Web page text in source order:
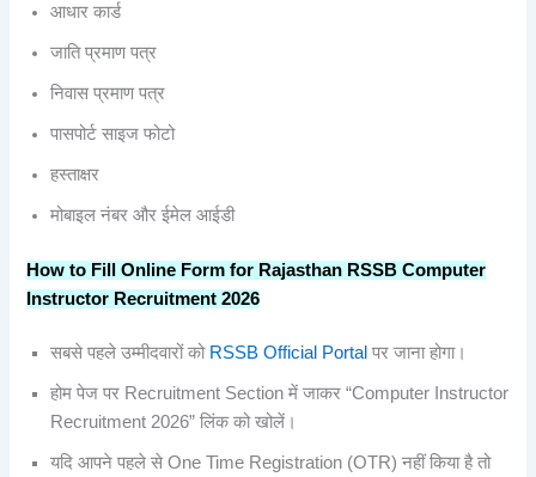
आधार कार्ड
जाति प्रमाण पत्र
निवास प्रमाण पत्र
पासपोर्ट साइज फोटो
हस्ताक्षर
मोबाइल नंबर और ईमेल आईडी
How to Fill Online Form for Rajasthan RSSB Computer
Instructor Recruitment 2026
सबसे पहले उम्मीदवारों को RSSB Official Portal पर जाना होगा।
होम पेज पर Recruitment Section में जाकर “Computer Instructor
Recruitment 2026” लिंक को खोलें।
यदि आपने पहले से One Time Registration (OTR) नहीं किया है तो